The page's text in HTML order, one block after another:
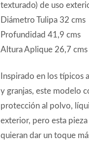
texturado) de uso
Diámetro Tulipa 32 cms
Profundidad 41,9 cms
Altura Aplique 26,7 cms
Inspirado en los típicos
y granjas, este modelo
protección al polvo,
exterior, pero esta
quieran dar un toque